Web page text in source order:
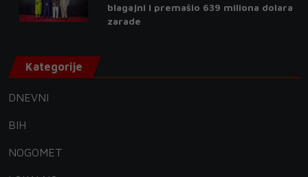
blagajni i premašio 639 miliona dolara
zarade
Kategorije
DNEVNI
BIH
NOGOMET